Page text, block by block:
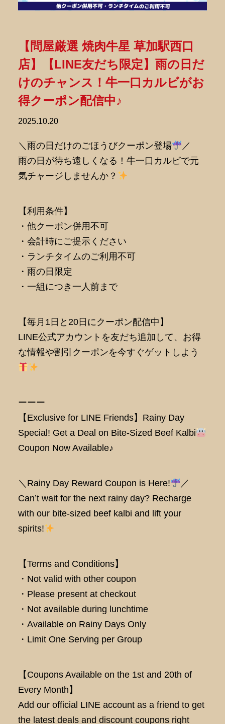
2025.10.20
【問屋厳選 焼肉牛星 草加駅西口
店】【LINE友だち限定】雨の日だ
けのチャンス！牛一口カルビがお
得クーポン配信中♪
＼雨の日だけのごほうびクーポン登場
／
雨の日が待ち遠しくなる！牛一口カルビで元
気チャージしませんか？
【利用条件】
・他クーポン併用不可
・会計時にご提示ください
・ランチタイムのご利用不可
・雨の日限定
・一組につき一人前まで
【毎月1日と20日にクーポン配信中】
LINE公式アカウントを友だち追加して、お得
な情報や割引クーポンを今すぐゲットしよう
ーーー
【Exclusive for LINE Friends】Rainy Day
Special! Get a Deal on Bite-Sized Beef Kalbi
Coupon Now Available♪
＼Rainy Day Reward Coupon is Here!
／
Can’t wait for the next rainy day? Recharge
with our bite-sized beef kalbi and lift your
spirits!
【Terms and Conditions】
・Not valid with other coupon
・Please present at checkout
・Not available during lunchtime
・Available on Rainy Days Only
・Limit One Serving per Group
【Coupons Available on the 1st and 20th of
Every Month】
Add our official LINE account as a friend to get
the latest deals and discount coupons right